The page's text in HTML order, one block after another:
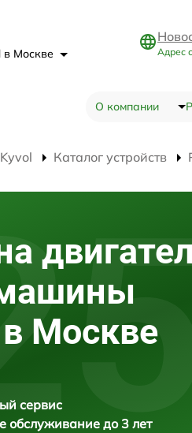
в Москве Адрес
О компании
Каталог устройств
Москве
сервис
обслуживание до 3 лет